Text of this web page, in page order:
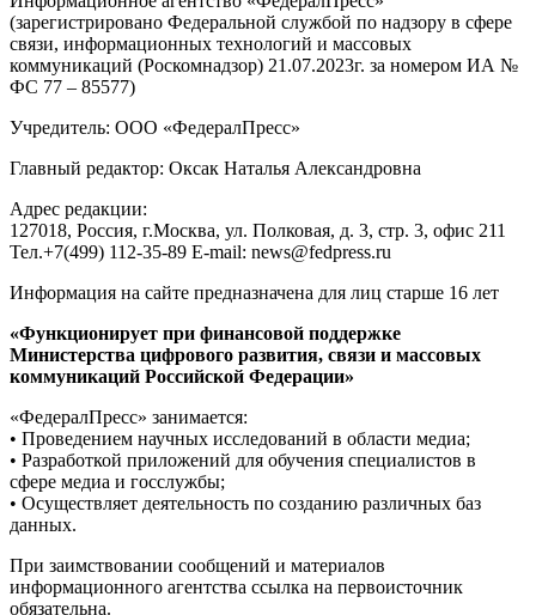
(зарегистрировано Федеральной службой по надзору в сфере
связи, информационных технологий и массовых
коммуникаций (Роскомнадзор) 21.07.2023г. за номером ИА №
ФС 77 – 85577)
Учредитель: ООО «ФедералПресс»
Главный редактор: Оксак Наталья Александровна
Адрес редакции:
127018, Россия, г.Москва, ул. Полковая, д. 3, стр. 3, офис 211
Тел.+7(499) 112-35-89 E-mail: news@fedpress.ru
Информация на сайте предназначена для лиц старше 16 лет
«Функционирует при финансовой поддержке
Министерства цифрового развития, связи и массовых
коммуникаций Российской Федерации»
«ФедералПресс» занимается:
• Проведением научных исследований в области медиа;
• Разработкой приложений для обучения специалистов в
сфере медиа и госслужбы;
• Осуществляет деятельность по созданию различных баз
данных.
При заимствовании сообщений и материалов
информационного агентства ссылка на первоисточник
обязательна.